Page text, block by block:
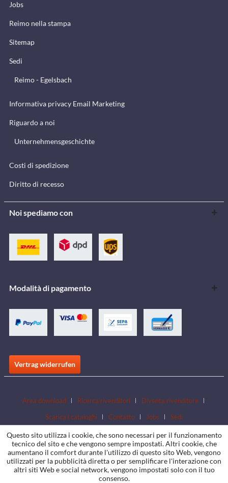
Jobs
Reimo nella stampa
Sitemap
Sedi
Reimo - Egelsbach
Informativa privacy Email Marketing
Riguardo a noi
Unternehmensgeschichte
Costi di spedizione
Diritto di recesso
Noi spediamo con
Modalità di pagamento
Vertrag widerrufen
Area download Ricerca rivenditori
Diventa rivenditore
Scarica i cataloghi
Contatto Jobs Sedi
Questo sito utilizza i cookie, che sono necessari per il funzionamento
tecnico del sito e che vengono sempre impostati. Altri cookie, che
aumentano il comfort durante l'utilizzo di questo sito Web, vengono
utilizzati per la pubblicità diretta o per semplificare l'interazione con
altri siti Web e social network, vengono impostati solo con il tuo
consenso.